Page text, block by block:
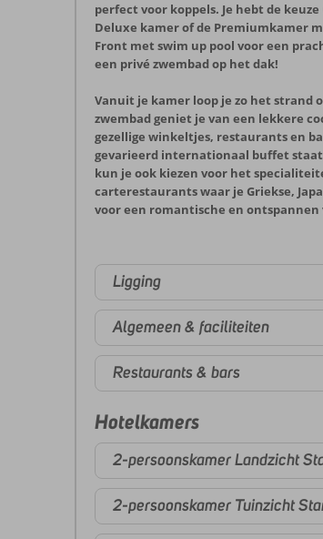
perfect voor koppels. Je hebt de
Deluxe kamer of de Premiumkamer
Front met swim up pool voor een
een privé zwembad op het dak!
Vanuit je kamer loop je zo het strand
zwembad geniet je van een lekkere
gezellige winkeltjes, restaurants en
gevarieerd internationaal buffet
kun je ook kiezen voor het
carterestaurants waar je Griekse,
voor een romantische en ontspannen
Ligging
Algemeen & faciliteiten
Restaurants & bars
Hotelkamers
2-persoonskamer Landzicht
2-persoonskamer Tuinzicht